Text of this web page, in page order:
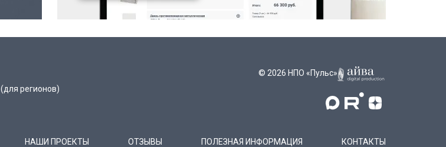
(для регионов)
© 2026 НПО «Пульс»
НАШИ ПРОЕКТЫ ОТЗЫВЫ ПОЛЕЗНАЯ ИНФОРМАЦИЯ КОНТАКТЫ